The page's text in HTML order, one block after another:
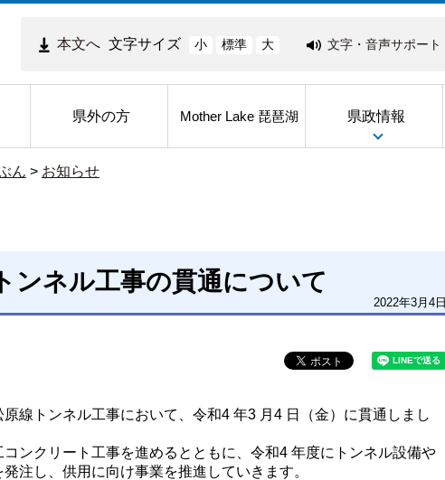
本文へ 文字サイズ 小 標準 大 文字・音声サポート
県外の方 Mother Lake 琵琶湖 県政情報
ん > お知らせ
ンネル工事の貫通について
2022年3月4日
線トンネル工事において、令和4 年3 月4 日（金）に貫通しまし
ンクリート工事を進めるとともに、令和4 年度にトンネル設備や
注し、供用に向け事業を推進していきます。